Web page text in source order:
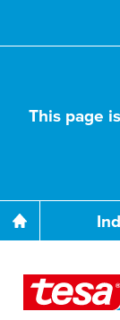
This page